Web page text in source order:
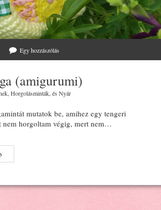
Egy hozzászólás
(amigurumi)
, Horgolásminták, ésNyár
mutatok be, amihez egy tengeri
nem horgoltam végig, mert nem…
tengeri
(amigurumi)